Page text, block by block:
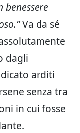
benessere
Va da sé
dagli
arditi
senza tra
in cui fosse